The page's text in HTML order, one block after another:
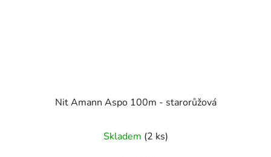
Nit Amann Aspo 100m - starorůžová
Skladem (2 ks)